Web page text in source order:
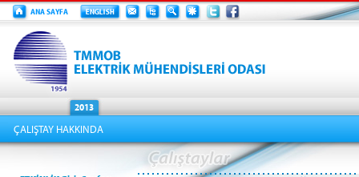
ÇALIŞTAY HAKKINDA